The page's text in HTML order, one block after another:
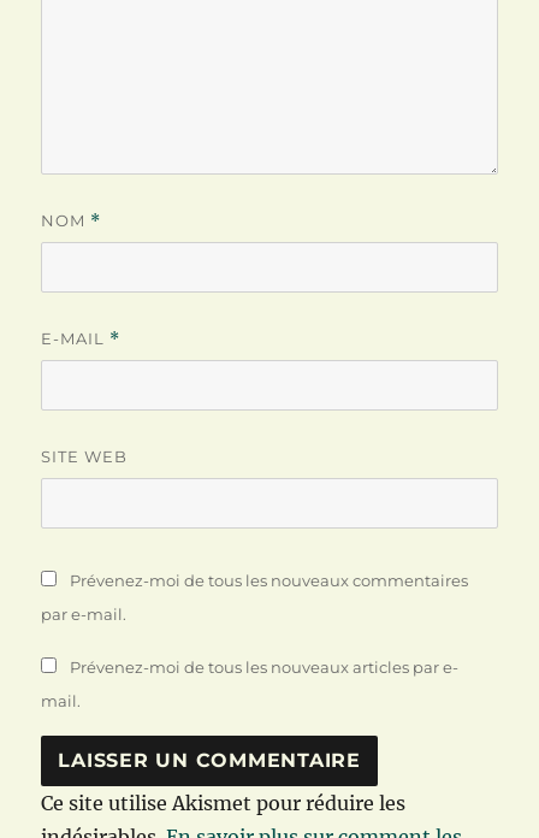
NOM *
E-MAIL *
SITE WEB
Prévenez-moi de tous les nouveaux commentaires
par e-mail.
Prévenez-moi de tous les nouveaux articles par e-
mail.
Ce site utilise Akismet pour réduire les